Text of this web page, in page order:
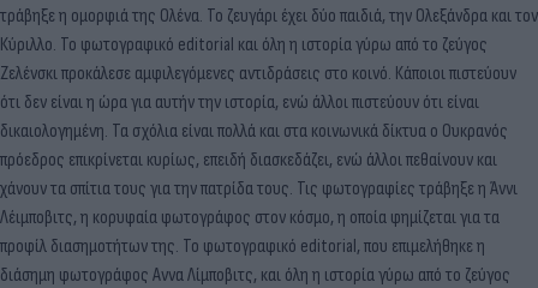
τράβηξε η ομορφιά της Ολένα. Το ζευγάρι έχει δύο παιδιά, την Ολεξάνδρα και τον
Κύριλλο. Το φωτογραφικό editorial και όλη η ιστορία γύρω από το ζεύγος
Ζελένσκι προκάλεσε αμφιλεγόμενες αντιδράσεις στο κοινό. Κάποιοι πιστεύουν
ότι δεν είναι η ώρα για αυτήν την ιστορία, ενώ άλλοι πιστεύουν ότι είναι
δικαιολογημένη. Τα σχόλια είναι πολλά και στα κοινωνικά δίκτυα ο Ουκρανός
πρόεδρος επικρίνεται κυρίως, επειδή διασκεδάζει, ενώ άλλοι πεθαίνουν και
χάνουν τα σπίτια τους για την πατρίδα τους. Τις φωτογραφίες τράβηξε η Άννι
Λέιμποβιτς, η κορυφαία φωτογράφος στον κόσμο, η οποία φημίζεται για τα
προφίλ διασημοτήτων της. Το φωτογραφικό editorial, που επιμελήθηκε η
διάσημη φωτογράφος Αννα Λίμποβιτς, και όλη η ιστορία γύρω από το ζεύγος